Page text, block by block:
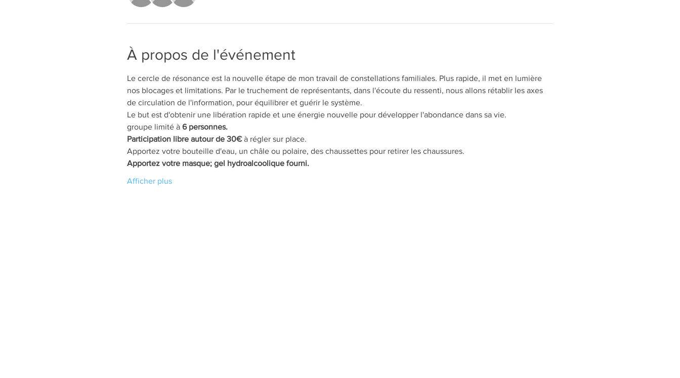
À propos de l'événement
Le cercle de résonance est la nouvelle étape de mon travail de constellations familiales. Plus rapide, il met en lumière
nos blocages et limitations. Par le truchement de représentants, dans l'écoute du ressenti, nous allons rétablir les axes
de circulation de l'information, pour équilibrer et guérir le système.
Le but est d'obtenir une libération rapide et une énergie nouvelle pour développer l'abondance dans sa vie.
groupe limité à 6 personnes.
Participation libre autour de 30€ à régler sur place.
Apportez votre bouteille d'eau, un châle ou polaire, des chaussettes pour retirer les chaussures.
Apportez votre masque; gel hydroalcoolique fourni.
Afficher plus